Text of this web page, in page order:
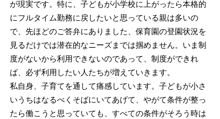
が現実です。特に、子どもが小学校に上がったら本格的
にフルタイム勤務に戻したいと思っている親は多いの
で、先ほどのご答弁にありました、保育園の登園状況を
見るだけでは潜在的なニーズまでは掴めません。いま制
度がないから利用できないのであって、制度ができれ
ば、必ず利用したい人たちが増えていきます。
私自身、子育てを通して痛感しています。子どもが小さ
いうちはなるべくそばにいてあげて、やがて条件が整っ
たら働こうと思っていても、すべての条件がそろう時は